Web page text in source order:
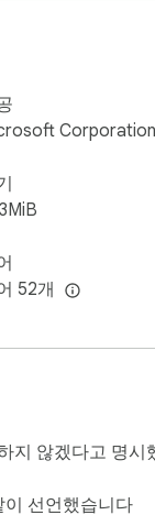
Corporation
52개
지 않겠다고 명
선언했습니다